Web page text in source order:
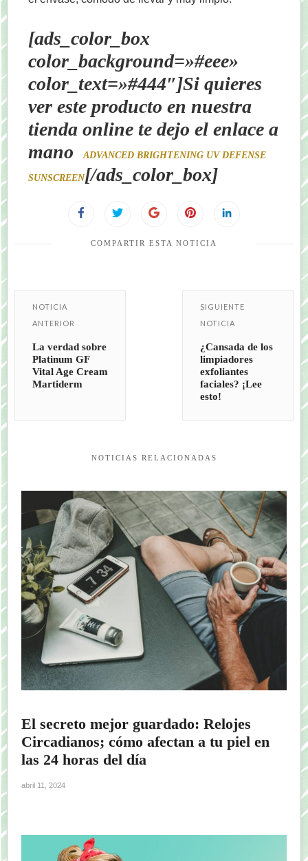
[ads_color_box
color_background=»#eee»
color_text=»#444″]Si quieres
ver este producto en nuestra
tienda online te dejo el enlace a
manoADVANCED BRIGHTENING UV DEFENSE
SUNSCREEN[/ads_color_box]
COMPARTIR ESTA NOTICIA
NOTICIA
ANTERIOR
La verdad sobre
Platinum GF
Vital Age Cream
Martiderm
SIGUIENTE
NOTICIA
¿Cansada de los
limpiadores
exfoliantes
faciales? ¡Lee
esto!
NOTICIAS RELACIONADAS
El secreto mejor guardado: Relojes
Circadianos; cómo afectan a tu piel en
las 24 horas del día
abril 11, 2024